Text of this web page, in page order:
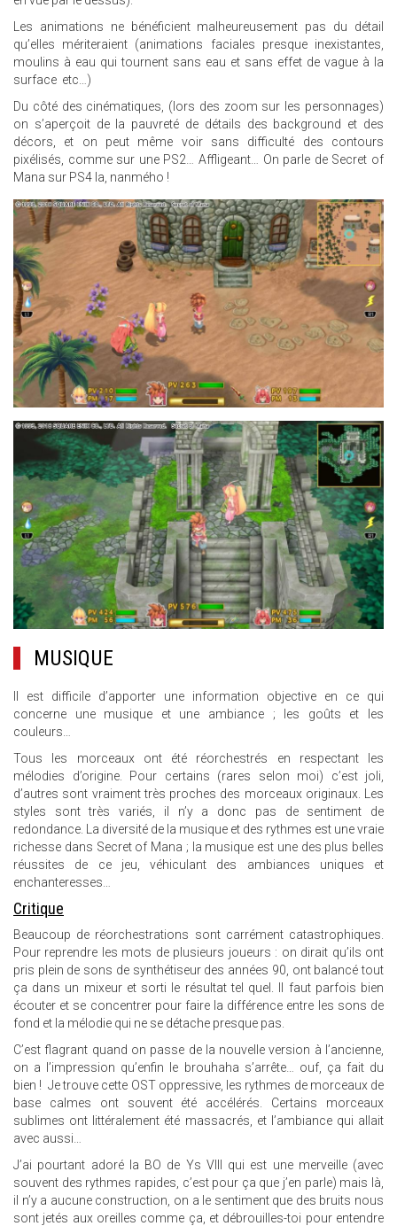
Les animations ne bénéficient malheureusement pas du détail
qu’elles mériteraient (animations faciales presque inexistantes,
moulins à eau qui tournent sans eau et sans effet de vague à la
surface etc…)
Du côté des cinématiques, (lors des zoom sur les personnages)
on s’aperçoit de la pauvreté de détails des background et des
décors, et on peut même voir sans difficulté des contours
pixélisés, comme sur une PS2… Affligeant… On parle de Secret of
Mana sur PS4 la, nanmého !
23.JPG
5.JPG
MUSIQUE
Il est difficile d’apporter une information objective en ce qui
concerne une musique et une ambiance ; les goûts et les
couleurs…
Tous les morceaux ont été réorchestrés en respectant les
mélodies d’origine. Pour certains (rares selon moi) c’est joli,
d’autres sont vraiment très proches des morceaux originaux. Les
styles sont très variés, il n’y a donc pas de sentiment de
redondance. La diversité de la musique et des rythmes est une vraie
richesse dans Secret of Mana ; la musique est une des plus belles
réussites de ce jeu, véhiculant des ambiances uniques et
enchanteresses…
Critique
Beaucoup de réorchestrations sont carrément catastrophiques.
Pour reprendre les mots de plusieurs joueurs : on dirait qu’ils ont
pris plein de sons de synthétiseur des années 90, ont balancé tout
ça dans un mixeur et sorti le résultat tel quel. Il faut parfois bien
écouter et se concentrer pour faire la différence entre les sons de
fond et la mélodie qui ne se détache presque pas.
C’est flagrant quand on passe de la nouvelle version à l’ancienne,
on a l’impression qu’enfin le brouhaha s’arrête… ouf, ça fait du
bien ! Je trouve cette OST oppressive, les rythmes de morceaux de
base calmes ont souvent été accélérés. Certains morceaux
sublimes ont littéralement été massacrés, et l’ambiance qui allait
avec aussi…
J’ai pourtant adoré la BO de Ys VIII qui est une merveille (avec
souvent des rythmes rapides, c’est pour ça que j’en parle) mais là,
il n’y a aucune construction, on a le sentiment que des bruits nous
sont jetés aux oreilles comme ça, et débrouilles-toi pour entendre